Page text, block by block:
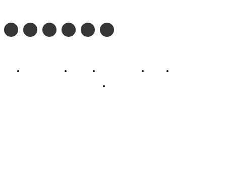
Profil Madu TV Redaksi Pedoman Siber Kontak